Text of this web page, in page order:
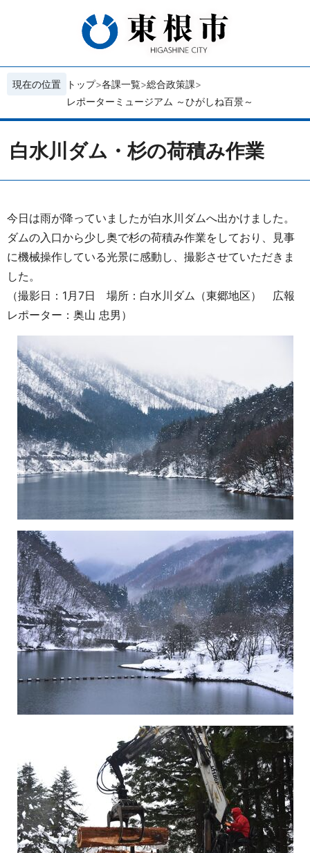
現在の位置 トップ 各課一覧 総合政策課
レポーターミュージアム ～ひがしね百景～
白水川ダム・杉の荷積み作業
今日は雨が降っていましたが白水川ダムへ出かけました。
ダムの入口から少し奥で杉の荷積み作業をしており、見事
に機械操作している光景に感動し、撮影させていただきま
した。
（撮影日：1月7日 場所：白水川ダム（東郷地区） 広報
レポーター：奥山 忠男）